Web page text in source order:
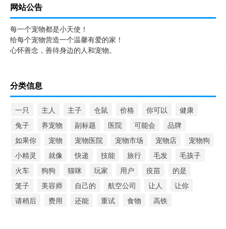
网站公告
每一个宠物都是小天使！
给每个宠物营造一个温馨有爱的家！
心怀善念，善待身边的人和宠物。
分类信息
一只 主人 主子 仓鼠 价格 你可以
健康
兔子
养宠物 副标题 医院 可能会
品牌
如果你
宠物 宠物医院 宠物市场 宠物店
宠物狗
小精灵
就像 快递 技能 旅行 毛发
毛孩子
火车
狗狗 猫咪 玩家 用户 疫苗
的是
笼子
美容师 自己的 航空公司 让人
让你
请稍后
费用 还能 重试 食物 高铁